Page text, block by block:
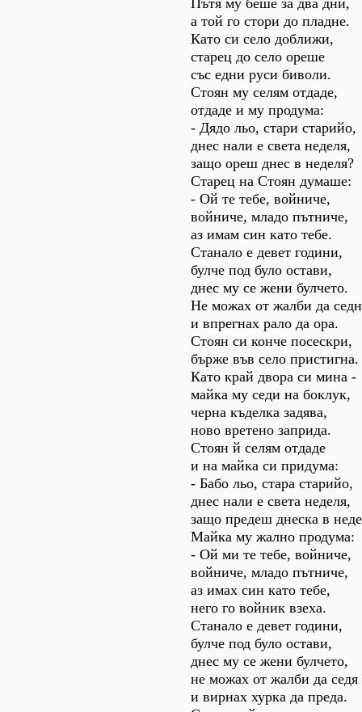
Пътя му беше за два дни,
а той го стори до пладне.
Като си село доближи,
старец до село ореше
със едни руси биволи.
Стоян му селям отдаде,
отдаде и му продума:
- Дядо льо, стари старийо,
днес нали е света неделя,
защо ореш днес в неделя?
Старец на Стоян думаше:
- Ой те тебе, войниче,
войниче, младо пътниче,
аз имам син като тебе.
Станало е девет години,
булче под було остави,
днес му се жени булчето.
Не можах от жалби да
и впрегнах рало да ора.
Стоян си конче посескри,
бърже във село пристигна.
Като край двора си мина -
майка му седи на боклук,
черна къделка задява,
ново вретено заприда.
Стоян й селям отдаде
и на майка си придума:
- Бабо льо, стара старийо,
днес нали е света неделя,
защо предеш днеска в
Майка му жално продума:
- Ой ми те тебе, войниче,
войниче, младо пътниче,
аз имах син като тебе,
него го войник взеха.
Станало е девет години,
булче под було остави,
днес му се жени булчето,
не можах от жалби да седя
и вирнах хурка да преда.